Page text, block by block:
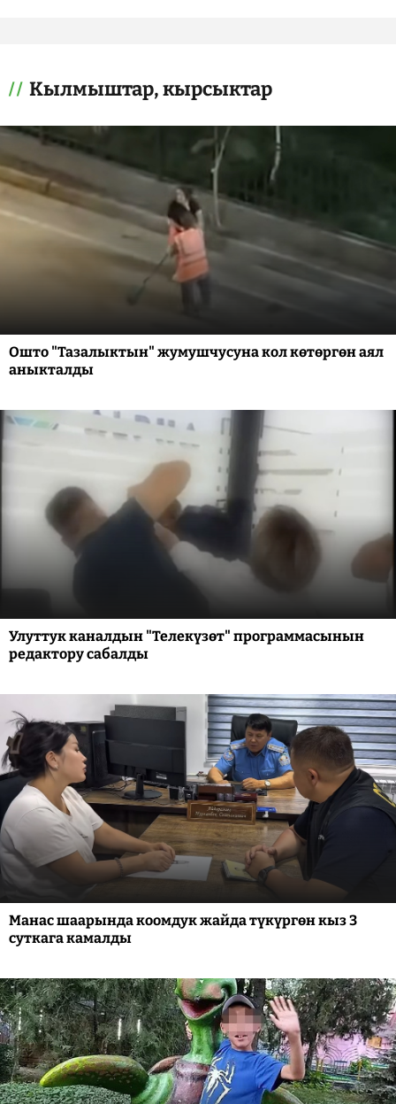
Кылмыштар, кырсыктар
Ошто "Тазалыктын" жумушчусуна кол көтөргөн аял
аныкталды
Улуттук каналдын "Телекүзөт" программасынын
редактору сабалды
Манас шаарында коомдук жайда түкүргөн кыз 3
суткага камалды